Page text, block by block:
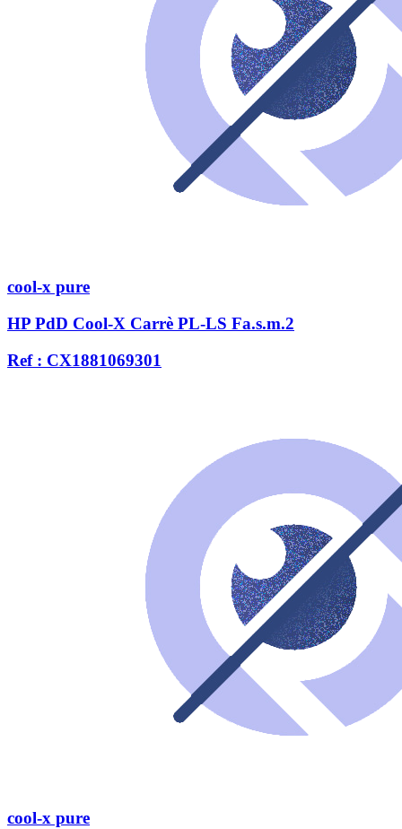
cool-x pure
HP PdD Cool-X Carrè PL-LS Fa.s.m.2
Ref : CX1881069301
cool-x pure